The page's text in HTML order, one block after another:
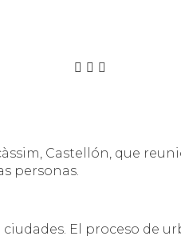
Castellón, que
personas.
El proceso de